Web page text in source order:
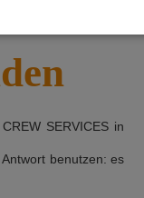
SERVICES in
benutzen: es